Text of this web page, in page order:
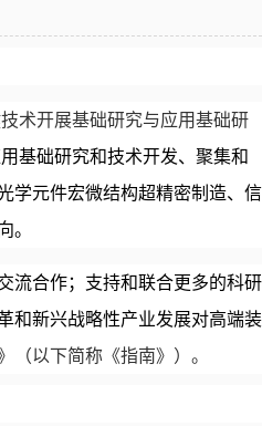
术开展基础研究与应用基础研
基础研究和技术开发、聚集和
学元件宏微结构超精密制造、 信
。
流合作；支持和联合更多的科研
和新兴战略性产业发展对高端装
（以下简称《指南》）。